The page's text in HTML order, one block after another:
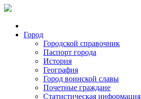
Город
Городской справочник
Паспорт города
История
География
Город воинской славы
Почетные граждане
Статистическая информация